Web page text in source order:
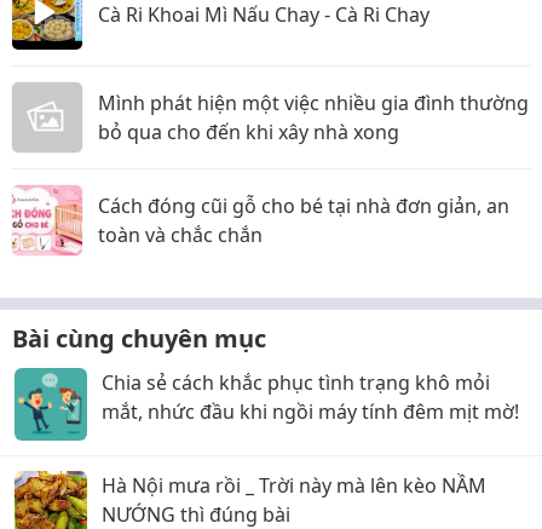
Cà Ri Khoai Mì Nấu Chay - Cà Ri Chay
Mình phát hiện một việc nhiều gia đình thường
bỏ qua cho đến khi xây nhà xong
Cách đóng cũi gỗ cho bé tại nhà đơn giản, an
toàn và chắc chắn
Bài cùng chuyên mục
Chia sẻ cách khắc phục tình trạng khô mỏi
mắt, nhức đầu khi ngồi máy tính đêm mịt mờ!
Hà Nội mưa rồi _ Trời này mà lên kèo NẦM
NƯỚNG thì đúng bài